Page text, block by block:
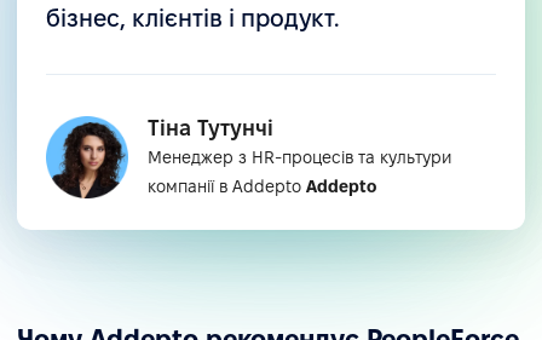
бізнес, клієнтів і продукт.
Тіна Тутунчі
Менеджер з HR-процесів та культури
компанії в Addepto Addepto